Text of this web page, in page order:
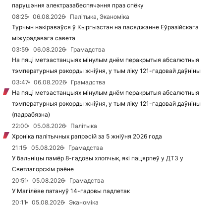
парушэння электразабеспячэння праз спёку
08:25
06.08.2026
Палітыка, Эканоміка
Турчын накіраваўся ў Кыргызстан на пасяджэнне Еўразійскага
міжурадавага савета
03:59
06.08.2026
Грамадства
На пяці метэастанцыях мінулым днём перакрытыя абсалютныя
тэмпературныя рэкорды жніўня, у тым ліку 121-гадовай даўніны
03:47
06.08.2026
Грамадства
На пяці метэастанцыях мінулым днём перакрытыя абсалютныя
тэмпературныя рэкорды жніўня, у тым ліку 121-гадовай даўніны
(падрабязна)
22:00
05.08.2026
Палітыка
Хроніка палітычных рэпрэсій за 5 жніўня 2026 года
21:15
05.08.2026
Грамадства
У бальніцы памёр 8-гадовы хлопчык, які пацярпеў у ДТЗ у
Светлагорскім раёне
20:51
05.08.2026
Грамадства
У Магілёве патануў 14-гадовы падлетак
20:11
05.08.2026
Эканоміка